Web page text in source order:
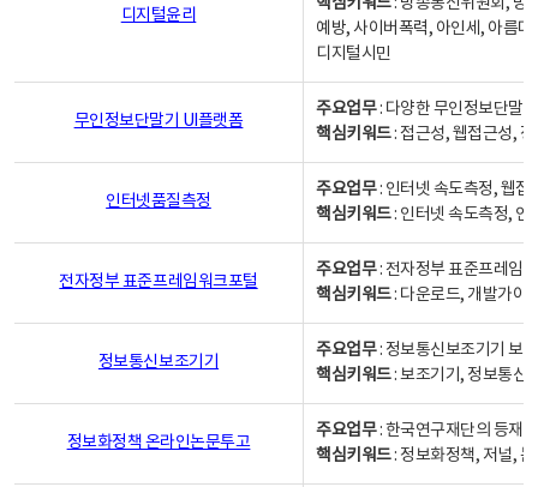
디지털윤리
예방, 사이버폭력, 아인세, 아름
디지털시민
무인정보단말기 UI플랫폼
주요업무: 다양한 무인정보단말
핵심키워드: 접근성, 웹접근성,
인터넷품질측정
주요업무: 인터넷 속도측정, 웹접
핵심키워드: 인터넷 속도측정, 인
전자정부 표준프레임워크포털
주요업무: 전자정부 표준프레임
핵심키워드: 다운로드, 개발가이
정보통신보조기기
주요업무: 정보통신보조기기 보
핵심키워드: 보조기기, 정보통신
정보화정책 온라인논문투고
주요업무: 한국연구재단의 등재
핵심키워드: 정보화정책, 저널,